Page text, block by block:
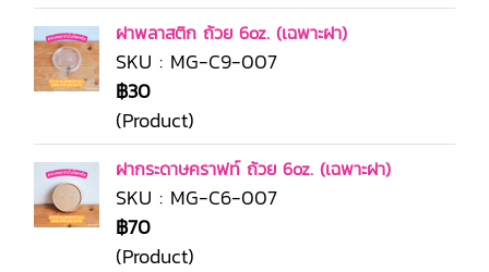
ฝาพลาสติก ถ้วย 6oz. (เฉพาะฝา)
SKU : MG-C9-007
฿30
(Product)
ฝากระดาษคราฟท์ ถ้วย 6oz. (เฉพาะฝา)
SKU : MG-C6-007
฿70
(Product)